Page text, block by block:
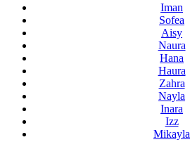
Iman
Sofea
Aisy
Naura
Hana
Haura
Zahra
Nayla
Inara
Izz
Mikayla